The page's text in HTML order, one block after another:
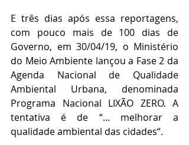
E três dias após essa reportagens,
com pouco mais de 100 dias de
Governo, em 30/04/19, o Ministério
do Meio Ambiente lançou a Fase 2 da
Agenda Nacional de Qualidade
Ambiental Urbana, denominada
Programa Nacional LIXÃO ZERO. A
tentativa é de “... melhorar a
qualidade ambiental das cidades“.